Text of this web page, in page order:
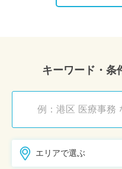
キーワード・条
エリアで選ぶ